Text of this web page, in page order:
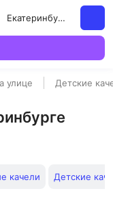
Екатеринбург
улице Детские
качели Детские